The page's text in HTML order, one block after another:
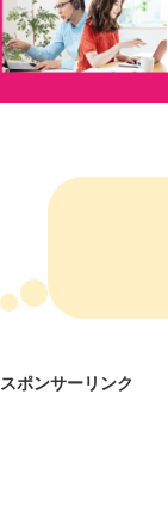
スポンサーリンク